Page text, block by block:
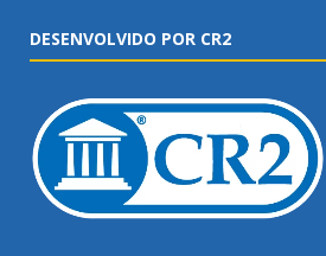
DESENVOLVIDO POR CR2